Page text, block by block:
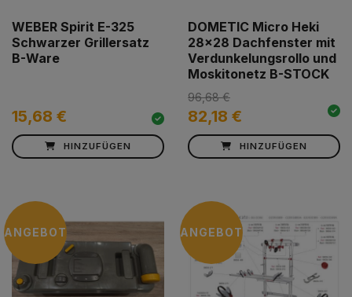
WEBER Spirit E-325
Schwarzer Grillersatz
B-Ware
15,68 €
HINZUFÜGEN
DOMETIC Micro Heki
28x28 Dachfenster mit
Verdunkelungsrollo und
Moskitonetz B-STOCK
82,18 €
96,68 €
HINZUFÜGEN
ANGEBOT ANGEBOT